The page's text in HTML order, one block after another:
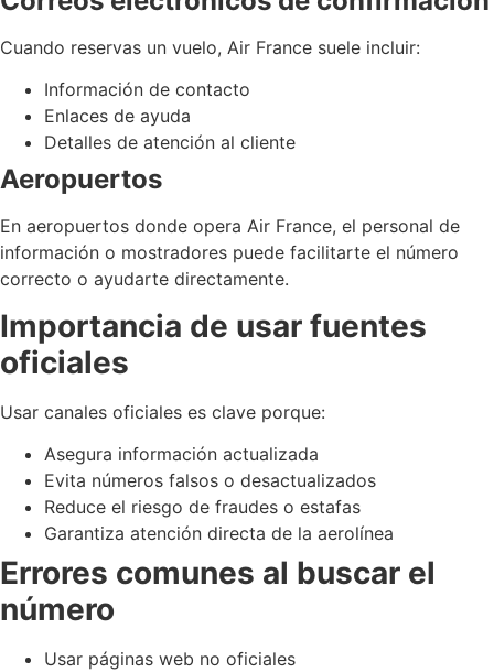
Cuando reservas un vuelo, Air France suele incluir:
Información de contacto
Enlaces de ayuda
Detalles de atención al cliente
Aeropuertos
En aeropuertos donde opera Air France, el personal de
información o mostradores puede facilitarte el número
correcto o ayudarte directamente.
Importancia de usar fuentes
oficiales
Usar canales oficiales es clave porque:
Asegura información actualizada
Evita números falsos o desactualizados
Reduce el riesgo de fraudes o estafas
Garantiza atención directa de la aerolínea
Errores comunes al buscar el
número
Usar páginas web no oficiales